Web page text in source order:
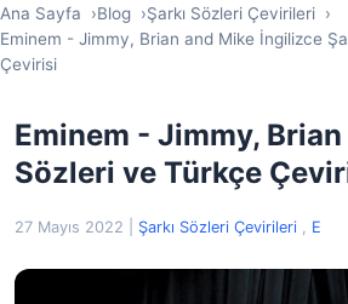
Ana Sayfa Blog
Şarkı Sözleri Çevirileri
Eminem - Jimmy, Brian and Mike İngilizce
Çevirisi
Eminem - Jimmy,
Sözleri ve Türkçe
27 Mayıs 2022 Şarkı Sözleri Çevirileri , E